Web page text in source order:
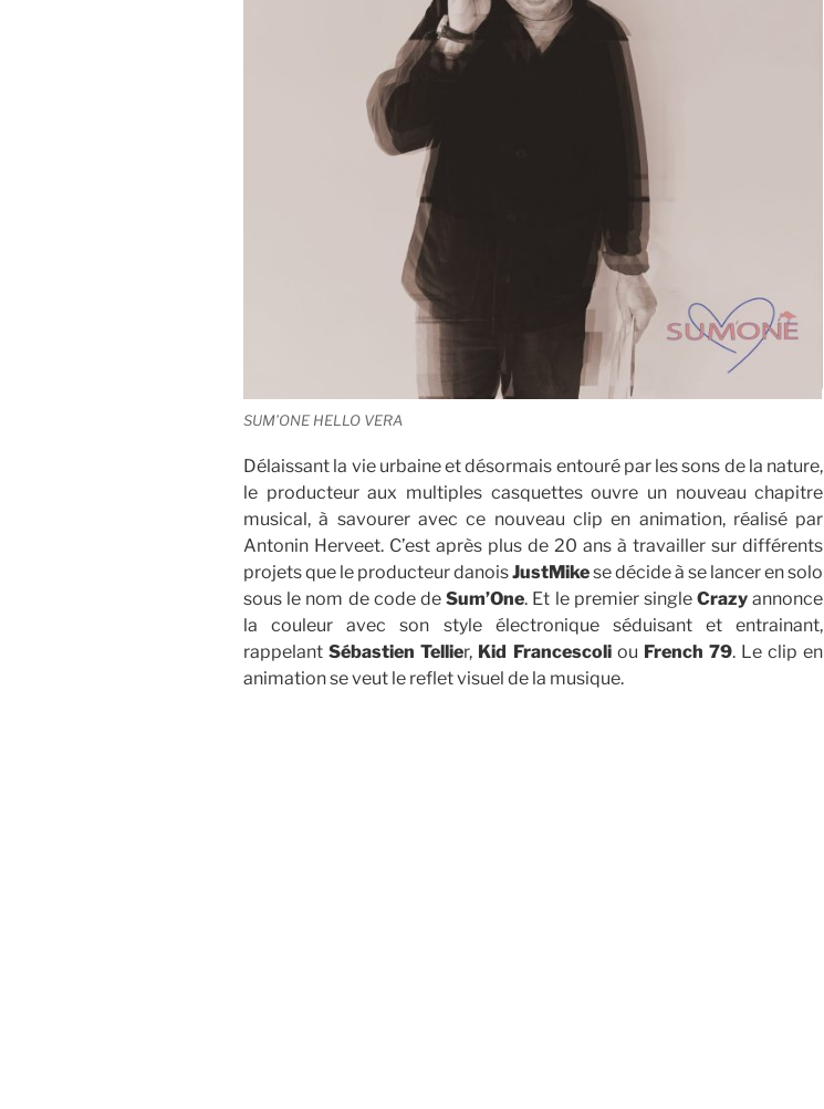
SUM’ONE HELLO VERA
Délaissant la vie urbaine et désormais entouré par les sons de la nature,
le producteur aux multiples casquettes ouvre un nouveau chapitre
musical, à savourer avec ce nouveau clip en animation, réalisé par
Antonin Herveet. C’est après plus de 20 ans à travailler sur différents
projets que le producteur danoisJustMikese décide à se lancer en solo
sous le nom de code deSum’One. Et le premier singleCrazy annonce
la couleur avec son style électronique séduisant et entrainant,
rappelantSébastien Tellier, Kid Francescoliou French 79. Le clip en
animation se veut le reflet visuel de la musique.